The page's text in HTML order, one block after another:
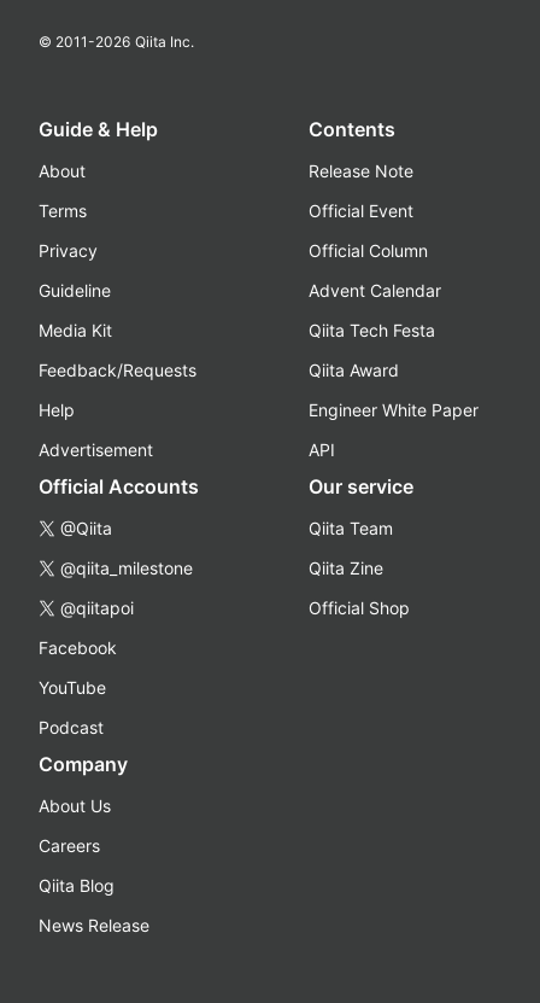
© 2011-2026 Qiita Inc.
Guide & Help
About
Terms
Privacy
Guideline
Media Kit
Feedback/Requests
Help
Advertisement
Contents
Release Note
Official Event
Official Column
Advent Calendar
Qiita Tech Festa
Qiita Award
Engineer White Paper
API
Official Accounts
@Qiita
@qiita_milestone
@qiitapoi
Facebook
YouTube
Podcast
Our service
Qiita Team
Qiita Zine
Official Shop
Company
About Us
Careers
Qiita Blog
News Release